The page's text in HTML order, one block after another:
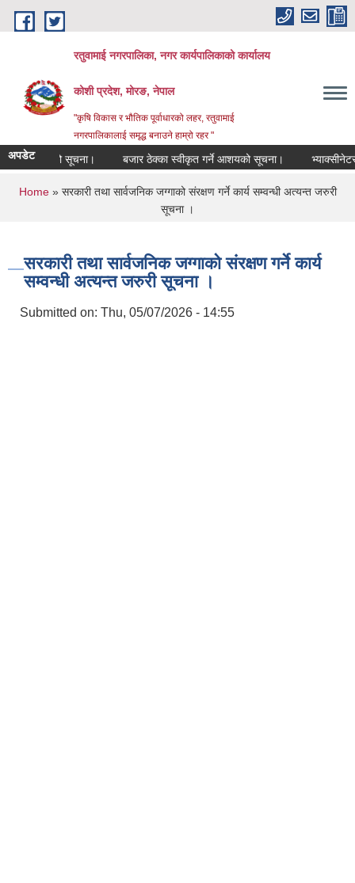
Skip to main content
रतुवामाई नगरपालिका, नगर कार्यपालिकाको कार्यालय
कोशी प्रदेश, मोरङ, नेपाल
"कृषि विकास र भौतिक पूर्वाधारको लहर, रतुवामाई
नगरपालिकालाई समृद्ध बनाउने हाम्रो रहर "
अपडेटआशयको सूचना। बजार ठेक्का स्वीकृत गर्ने आशयको सूचना। भ्याक्सीनेटर
You are here
Home» सरकारी तथा सार्वजनिक जग्गाको संरक्षण गर्ने कार्य सम्वन्धी अत्यन्त जरुरी
सूचना ।
सरकारी तथा सार्वजनिक जग्गाको संरक्षण गर्ने कार्य
सम्वन्धी अत्यन्त जरुरी सूचना ।
Submitted on: Thu, 05/07/2026 - 14:55